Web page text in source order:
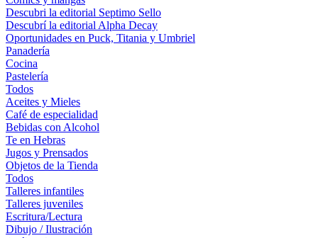
Descubri la editorial Septimo Sello
Descubrí la editorial Alpha Decay
Oportunidades en Puck, Titania y Umbriel
Panadería
Cocina
Pastelería
Todos
Aceites y Mieles
Café de especialidad
Bebidas con Alcohol
Te en Hebras
Jugos y Prensados
Objetos de la Tienda
Todos
Talleres infantiles
Talleres juveniles
Escritura/Lectura
Dibujo / Ilustración